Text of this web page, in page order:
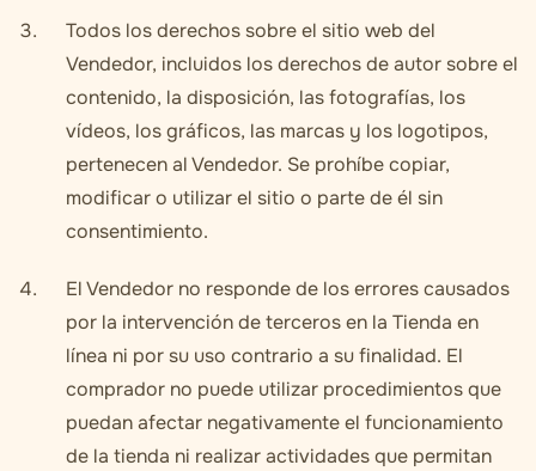
Todos los derechos sobre el sitio web del
Vendedor, incluidos los derechos de autor sobre el
contenido, la disposición, las fotografías, los
vídeos, los gráficos, las marcas y los logotipos,
pertenecen al Vendedor. Se prohíbe copiar,
modificar o utilizar el sitio o parte de él sin
consentimiento.
El Vendedor no responde de los errores causados
por la intervención de terceros en la Tienda en
línea ni por su uso contrario a su finalidad. El
comprador no puede utilizar procedimientos que
puedan afectar negativamente el funcionamiento
de la tienda ni realizar actividades que permitan